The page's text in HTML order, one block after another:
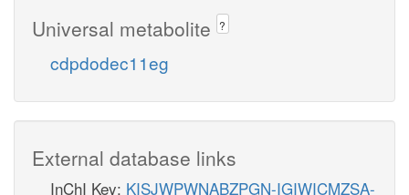
Universal metabolite ?
cdpdodec11eg
External database links
InChI Key: KISJWPWNABZPGN-IGIWICMZSA-